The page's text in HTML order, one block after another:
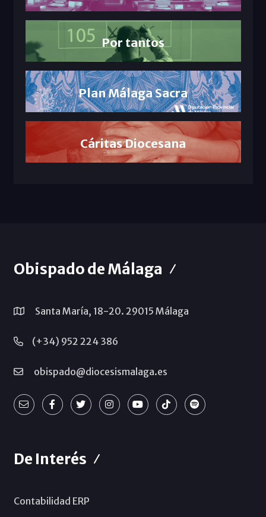
Por tantos
Plan Málaga Sacra
Cáritas Diocesana
Obispado de Málaga
Santa María, 18-20. 29015 Málaga
(+34) 952 224 386
obispado@diocesismalaga.es
De Interés
Contabilidad ERP